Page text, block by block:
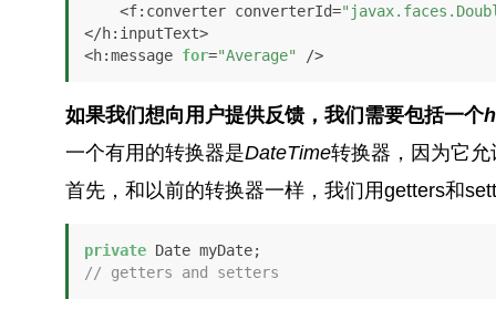
    <f:converter converterId=
</h:inputText>
<h:message for="Average" />
如果我们想向用户提供反馈，我们需要包括一个
一个有用的转换器是DateTime转换器，因为它
首先，和以前的转换器一样，我们用getters和
private
// getters and setters